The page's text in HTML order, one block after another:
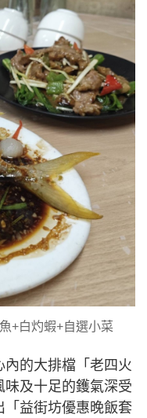
+白灼蝦+自選小菜
的大排檔「老四火
及十足的鑊氣深受
「益街坊優惠晚飯套